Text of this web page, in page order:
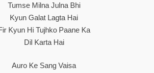
Tumse Milna Julna Bhi
Kyun Galat Lagta Hai
Kyun Hi Tujhko Paane Ka
Dil Karta Hai
Auro Ke Sang Vaisa